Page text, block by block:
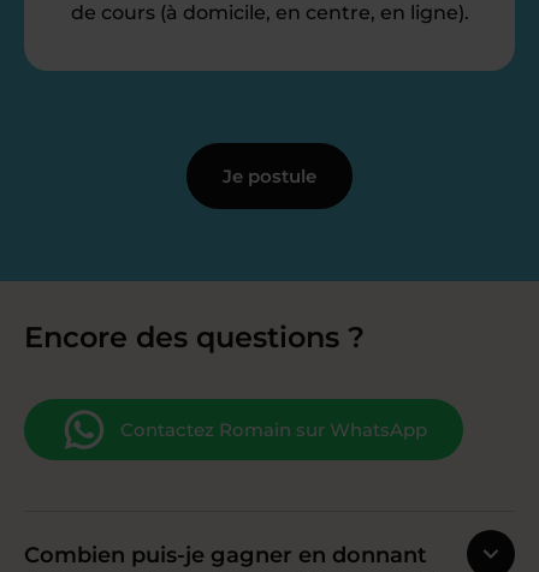
de cours (à domicile, en centre, en ligne).
Je postule
Encore des questions ?
Contactez Romain sur WhatsApp
Combien puis-je gagner en donnant